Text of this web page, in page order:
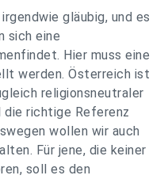
gläubig, und es
sich eine
Hier muss eine
werden. Österreich ist
religionsneutraler
die richtige Referenz
wollen wir auch
Für jene, die keiner
soll es den